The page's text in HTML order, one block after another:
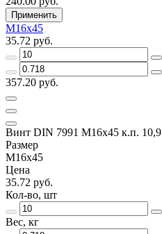
Применить
M16х45
35.72 руб.
357.20 руб.
Винт DIN 7991 M16х45 к.п. 10,9
Размер
M16х45
Цена
35.72 руб.
Кол-во, шт
Вес, кг